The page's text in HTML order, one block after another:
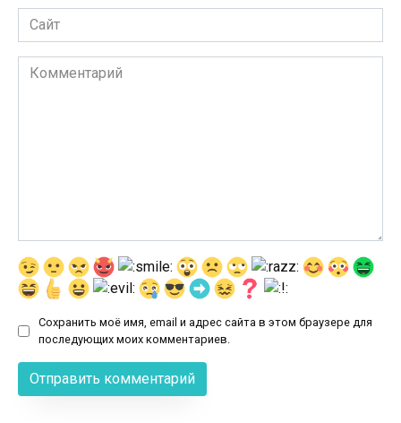
Сайт
Комментарий
Сохранить моё имя, email и адрес сайта в этом браузере для
последующих моих комментариев.